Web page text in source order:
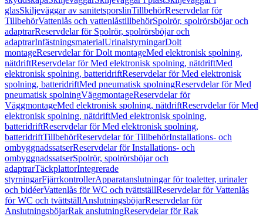
glasSkiljeväggar av sanitetsporslinTillbehörReservdelar för
TillbehörVattenlås och vattenlåstillbehörSpolrör, spolrörsböjar och
adaptrarReservdelar för Spolrör, spolrörsböjar och
adaptrarInfästningsmaterialUrinalstyrningarDolt
montageReservdelar för Dolt montageMed elektronisk spolning,
nätdriftReservdelar för Med elektronisk spolning, nätdriftMed
elektronisk spolning, batteridriftReservdelar för Med elektronisk
spolning, batteridriftMed pneumatisk spolningReservdelar för Med
pneumatisk spolningVäggmontageReservdelar för
VäggmontageMed elektronisk spolning, nätdriftReservdelar för Med
elektronisk spolning, nätdriftMed elektronisk spolning,
batteridriftReservdelar för Med elektronisk spolning,
batteridriftTillbehörReservdelar för TillbehörInstallations- och
ombyggnadssatserReservdelar för Installations- och
ombyggnadssatserSpolrör, spolrörsböjar och
adaptrarTäckplattorIntegrerade
styrningarFjärrkontrollerApparatanslutningar för toaletter, urinaler
och bidéerVattenlås för WC och tvättställReservdelar för Vattenlås
för WC och tvättställAnslutningsböjarReservdelar för
AnslutningsböjarRak anslutningReservdelar för Rak